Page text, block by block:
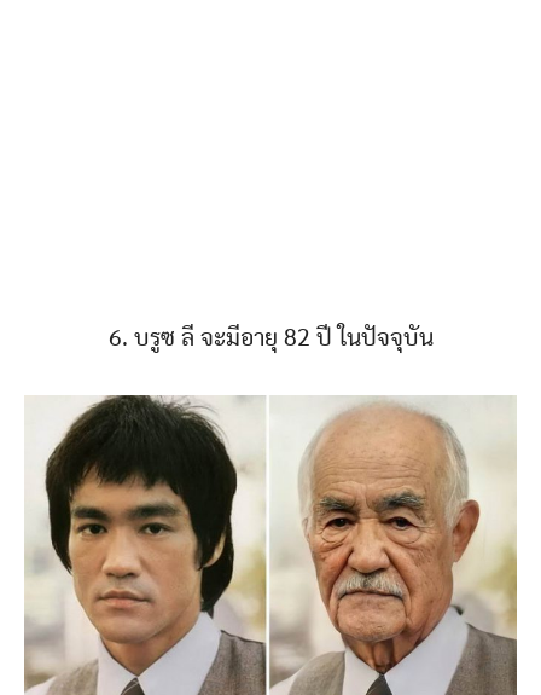
6. บรูซ ลี จะมีอายุ 82 ปี ในปัจจุบัน